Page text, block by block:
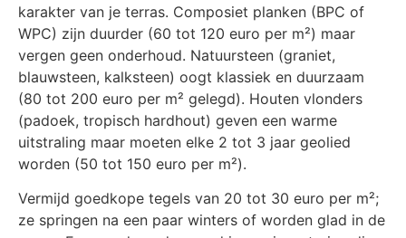
karakter van je terras. Composiet planken (BPC of
WPC) zijn duurder (60 tot 120 euro per m²) maar
vergen geen onderhoud. Natuursteen (graniet,
blauwsteen, kalksteen) oogt klassiek en duurzaam
(80 tot 200 euro per m² gelegd). Houten vlonders
(padoek, tropisch hardhout) geven een warme
uitstraling maar moeten elke 2 tot 3 jaar geolied
worden (50 tot 150 euro per m²).
Vermijd goedkope tegels van 20 tot 30 euro per m²;
ze springen na een paar winters of worden glad in de